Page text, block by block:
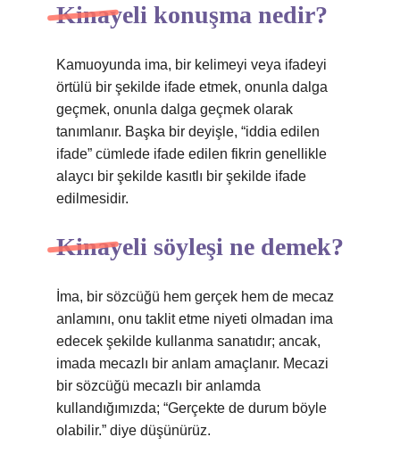
Kinayeli konuşma nedir?
Kamuoyunda ima, bir kelimeyi veya ifadeyi
örtülü bir şekilde ifade etmek, onunla dalga
geçmek, onunla dalga geçmek olarak
tanımlanır. Başka bir deyişle, “iddia edilen
ifade” cümlede ifade edilen fikrin genellikle
alaycı bir şekilde kasıtlı bir şekilde ifade
edilmesidir.
Kinayeli söyleşi ne demek?
İma, bir sözcüğü hem gerçek hem de mecaz
anlamını, onu taklit etme niyeti olmadan ima
edecek şekilde kullanma sanatıdır; ancak,
imada mecazlı bir anlam amaçlanır. Mecazi
bir sözcüğü mecazlı bir anlamda
kullandığımızda; “Gerçekte de durum böyle
olabilir.” diye düşünürüz.